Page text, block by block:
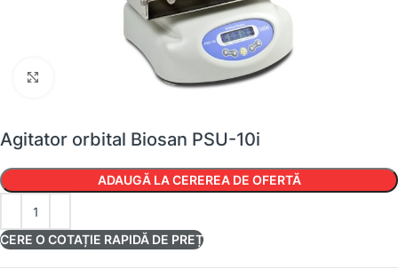
Faceți clic pentru a mări
Agitator orbital Biosan PSU-10i
ADAUGĂ LA CEREREA DE OFERTĂ
CERE O COTAȚIE RAPIDĂ DE PREȚ